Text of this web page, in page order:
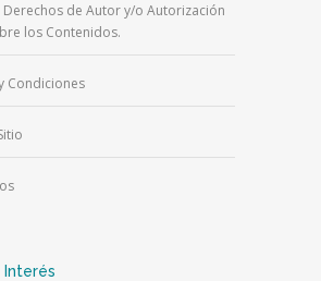
Derechos de Autor y/o Autorización
los Contenidos.
Condiciones
Interés